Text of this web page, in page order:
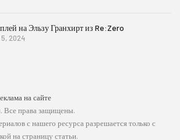
на Эльзу Гранхирт из Re:Zero
5, 2024
на сайте
права защищены.
с нашего ресурса разрешается только с
на страницу статьи.